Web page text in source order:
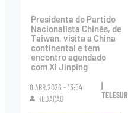
Presidenta do Partido
Nacionalista Chinês, de
Taiwan, visita a China
continental e tem
encontro agendado
com Xi Jinping
8.ABR.2026 - 13:54
REDAÇÃO
TELESUR